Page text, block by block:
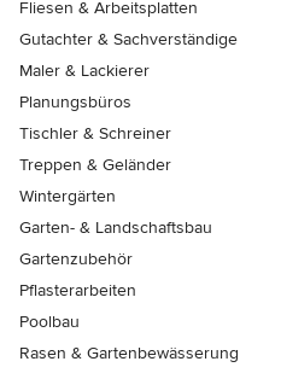
Fliesen & Arbeitsplatten
Gutachter & Sachverständige
Maler & Lackierer
Planungsbüros
Tischler & Schreiner
Treppen & Geländer
Wintergärten
Garten- & Landschaftsbau
Gartenzubehör
Pflasterarbeiten
Poolbau
Rasen & Gartenbewässerung